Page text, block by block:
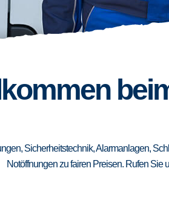
Sicherheitstechnik, Alarmanlagen,
Notöffnungen zu fairen Preisen. Rufen Sie